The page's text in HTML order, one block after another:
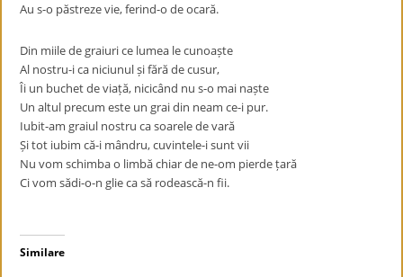
Au s-o păstreze vie, ferind-o de ocară.
Din miile de graiuri ce lumea le cunoaște
Al nostru-i ca niciunul și fără de cusur,
Îi un buchet de viață, nicicând nu s-o mai naște
Un altul precum este un grai din neam ce-i pur.
Iubit-am graiul nostru ca soarele de vară
Și tot iubim că-i mândru, cuvintele-i sunt vii
Nu vom schimba o limbă chiar de ne-om pierde țară
Ci vom sădi-o-n glie ca să rodească-n fii.
Similare